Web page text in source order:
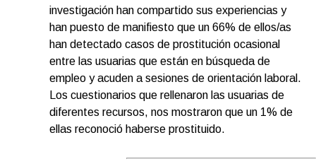
investigación han compartido sus experiencias y
han puesto de manifiesto que un 66% de ellos/as
han detectado casos de prostitución ocasional
entre las usuarias que están en búsqueda de
empleo y acuden a sesiones de orientación laboral.
Los cuestionarios que rellenaron las usuarias de
diferentes recursos, nos mostraron que un 1% de
ellas reconoció haberse prostituido.